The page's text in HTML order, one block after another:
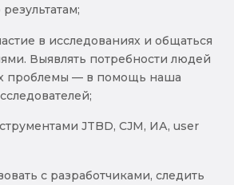
в исследованиях и общаться
Выявлять потребности людей
проблемы — в помощь наша
JTBD, CJM, ИА, user
с разработчиками, следить